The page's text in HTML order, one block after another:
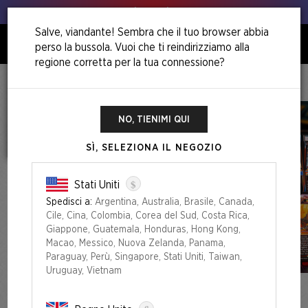
Salve, viandante! Sembra che il tuo browser abbia
perso la bussola. Vuoi che ti reindirizziamo alla
regione corretta per la tua connessione?
NO, TIENIMI QUI
SÌ, SELEZIONA IL NEGOZIO
Stati Uniti $
Spedisci a: Argentina, Australia, Brasile, Canada,
Cile, Cina, Colombia, Corea del Sud, Costa Rica,
Giappone, Guatemala, Honduras, Hong Kong,
Macao, Messico, Nuova Zelanda, Panama,
Paraguay, Perù, Singapore, Stati Uniti, Taiwan,
Uruguay, Vietnam